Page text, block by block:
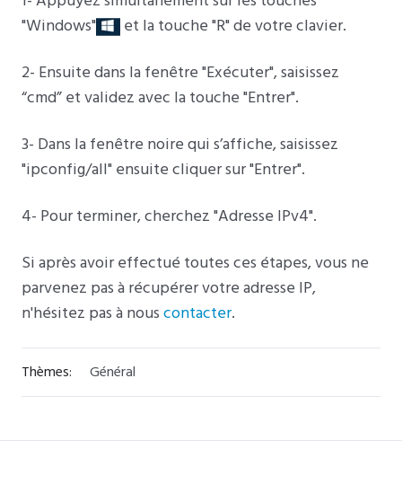
"Windows"
et la touche "R" de votre clavier.
2- Ensuite dans la fenêtre "Exécuter", saisissez
“cmd” et validez avec la touche "Entrer".
3- Dans la fenêtre noire qui s’affiche, saisissez
"ipconfig/all" ensuite cliquer sur "Entrer".
4- Pour terminer, cherchez "Adresse IPv4".
Si après avoir effectué toutes ces étapes, vous ne
parvenez pas à récupérer votre adresse IP,
n'hésitez pas à nous contacter.
Thèmes: Général